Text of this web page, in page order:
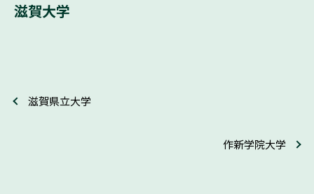
滋賀大学
滋賀県立大学
作新学院大学